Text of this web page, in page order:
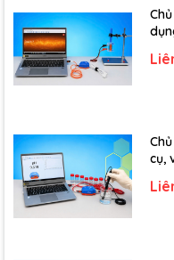
cụ,